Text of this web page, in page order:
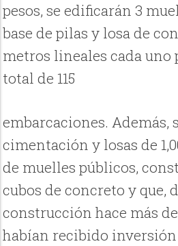
pesos, se edificarán 3
base de pilas y losa de
metros lineales cada uno
total de 115
embarcaciones. Además,
cimentación y losas de
de muelles públicos,
cubos de concreto y que,
construcción hace más
habían recibido inversión